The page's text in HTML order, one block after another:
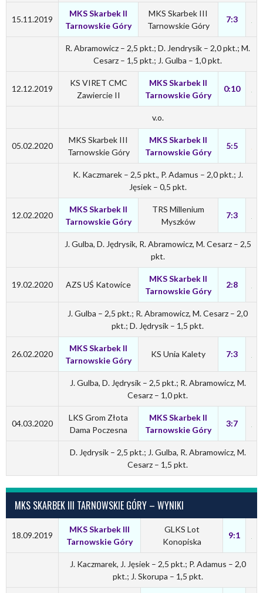
15.11.2019
MKS Skarbek II
Tarnowskie Góry
MKS Skarbek III
Tarnowskie Góry
7:3
R. Abramowicz – 2,5 pkt.; D. Jendrysik – 2,0 pkt.; M.
Cesarz – 1,5 pkt.; J. Gulba – 1,0 pkt.
12.12.2019
KS VIRET CMC
Zawiercie II
MKS Skarbek II
Tarnowskie Góry
0:10
v.o.
05.02.2020
MKS Skarbek III
Tarnowskie Góry
MKS Skarbek II
Tarnowskie Góry
5:5
K. Kaczmarek – 2,5 pkt., P. Adamus – 2,0 pkt.; J.
Jęsiek – 0,5 pkt.
12.02.2020
MKS Skarbek II
Tarnowskie Góry
TRS Millenium
Myszków
7:3
J. Gulba, D. Jędrysik, R. Abramowicz, M. Cesarz – 2,5
pkt.
19.02.2020 AZS UŚ Katowice
MKS Skarbek II
Tarnowskie Góry
2:8
J. Gulba – 2,5 pkt.; R. Abramowicz, M. Cesarz – 2,0
pkt.; D. Jędrysik – 1,5 pkt.
26.02.2020
MKS Skarbek II
Tarnowskie Góry
KS Unia Kalety 7:3
J. Gulba, D. Jędrysik – 2,5 pkt.; R. Abramowicz, M.
Cesarz – 1,0 pkt.
04.03.2020
LKS Grom Złota
Dama Poczesna
MKS Skarbek II
Tarnowskie Góry
3:7
D. Jędrysik – 2,5 pkt.; J. Gulba, R. Abramowicz, M.
Cesarz – 1,5 pkt.
MKS SKARBEK III TARNOWSKIE GÓRY – WYNIKI
18.09.2019
MKS Skarbek III
Tarnowskie Góry
GLKS Lot
Konopiska
9:1
J. Kaczmarek, J. Jęsiek – 2,5 pkt.; P. Adamus – 2,0
pkt.; J. Skorupa – 1,5 pkt.